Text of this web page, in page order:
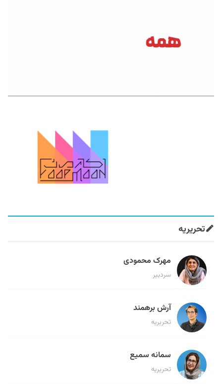
تحریریه
مهرک محمودی
سردبیر
آرش برهمند
تحریریه
سمانه سمیع
تحریریه